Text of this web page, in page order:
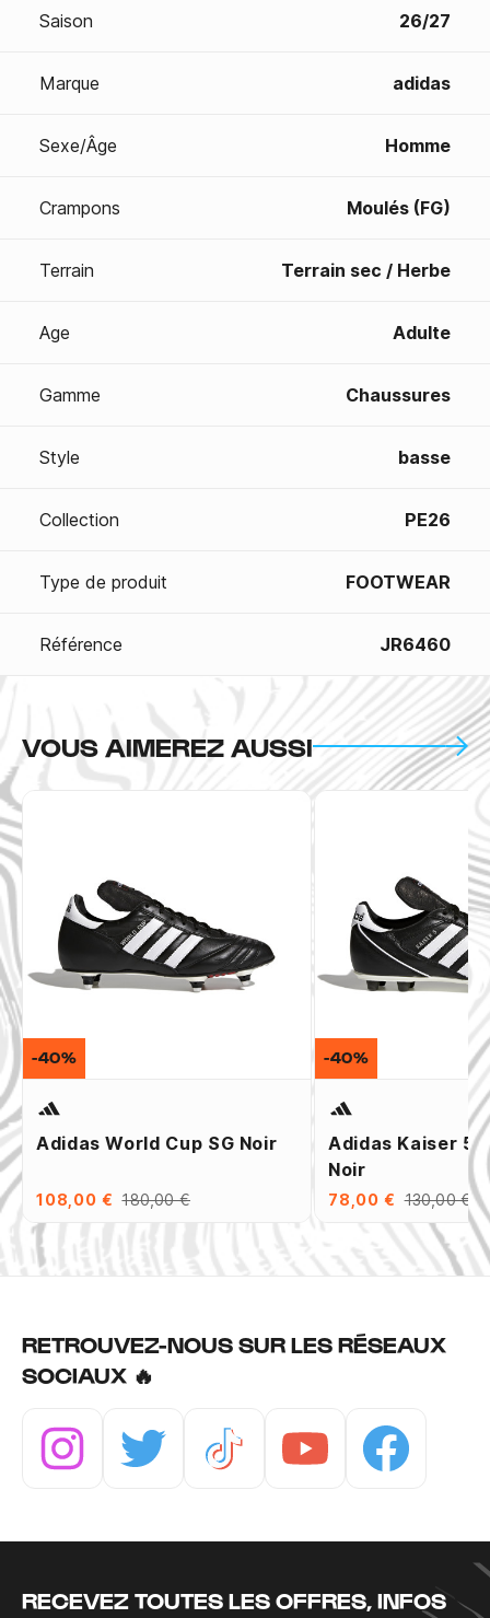
Saison 26/27
Marque adidas
Sexe/Âge Homme
Crampons Moulés (FG)
Terrain Terrain sec / Herbe
Age Adulte
Gamme Chaussures
Style basse
Collection PE26
Type de produit FOOTWEAR
Référence JR6460
VOUS AIMEREZ AUSSI
Adidas World Cup SG Noir
108,00 € 180,00 €
-40%
Adidas Kaiser 5
Noir
78,00 € 130,00 €
-40%
RETROUVEZ-NOUS SUR LES RÉSEAUX
SOCIAUX 🔥
RECEVEZ TOUTES LES OFFRES, INFOS